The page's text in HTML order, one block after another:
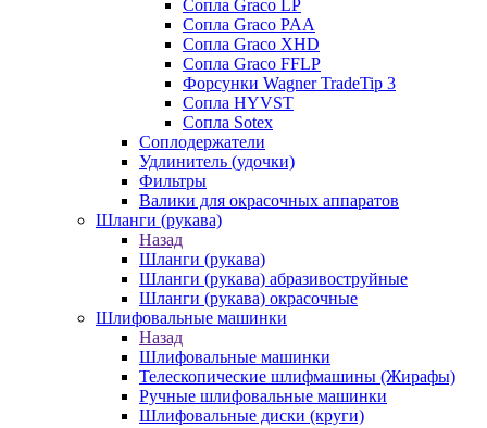
Сопла Graco LP
Сопла Graco PAA
Сопла Graco XHD
Сопла Graco FFLP
Форсунки Wagner TradeTip 3
Сопла HYVST
Сопла Sotex
Соплодержатели
Удлинитель (удочки)
Фильтры
Валики для окрасочных аппаратов
Шланги (рукава)
Назад
Шланги (рукава)
Шланги (рукава) абразивоструйные
Шланги (рукава) окрасочные
Шлифовальные машинки
Назад
Шлифовальные машинки
Телескопические шлифмашины (Жирафы)
Ручные шлифовальные машинки
Шлифовальные диски (круги)